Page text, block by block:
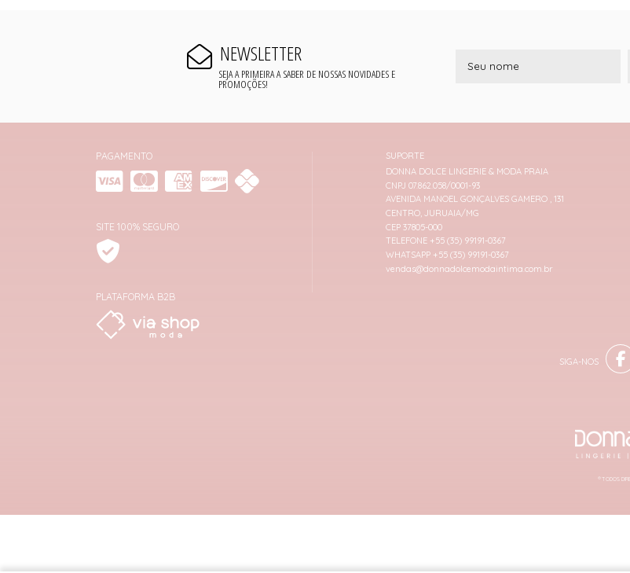
NEWSLETTER
SEJA A PRIMEIRA A SABER DE NOSSAS NOVIDADES E
PROMOÇÕES!
PAGAMENTO
SITE 100% SEGURO
PLATAFORMA B2B
SUPORTE
DONNA DOLCE LINGERIE & MODA PRAIA
CNPJ 07.862.058/0001-93
AVENIDA MANOEL GONÇALVES GAMERO , 131
CENTRO, JURUAIA/MG
CEP 37805-000
TELEFONE +55 (35) 99191-0367
WHATSAPP +55 (35) 99191-0367
vendas@donnadolcemodaintima.com.br
® TODOS